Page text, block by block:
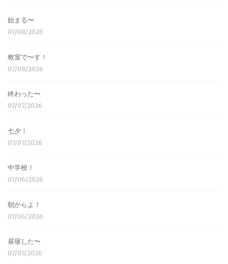
始まる〜
07/08/2026
教室で〜す！
07/08/2026
終わった〜
07/07/2026
七夕！
07/07/2026
中学校！
07/06/2026
朝からよ！
07/06/2026
昼寝した〜
07/05/2026